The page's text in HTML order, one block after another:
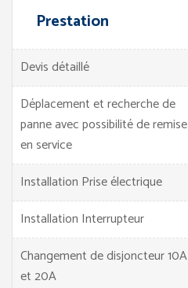
Prestation
Devis détaillé
Déplacement et recherche de
panne avec possibilité de remise
en service
Installation Prise électrique
Installation Interrupteur
Changement de disjoncteur 10A
et 20A